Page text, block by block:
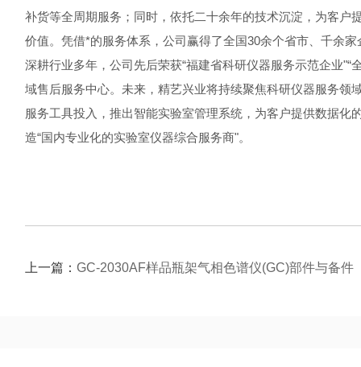
补货等全周期服务；同时，依托二十余年的技术沉淀，为客
价值。凭借*的服务体系，公司赢得了全国30余个省市、千余
深耕行业多年，公司先后荣获“福建省科研仪器服务示范企业
域售后服务中心。未来，精艺兴业将持续聚焦科研仪器服务
服务工具投入，推出智能实验室管理系统，为客户提供数据
造“国内专业化的实验室仪器综合服务商"。
上一篇： GC-2030AF样品瓶架气相色谱仪(GC)部件与备件